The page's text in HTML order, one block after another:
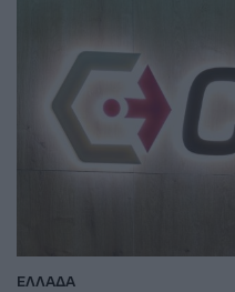
ΕΛΛΑΔΑ